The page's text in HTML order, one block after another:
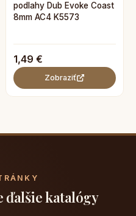
podlahy Dub Evoke Coast
8mm AC4 K5573
1,49 €
Zobraziť
ďalšie katalógy